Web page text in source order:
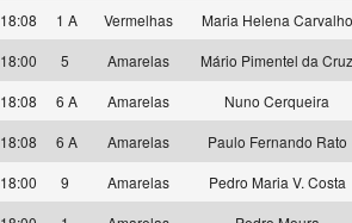
18:08
1 A Vermelhas Maria Helena Carvalho
18:00
5 Amarelas Mário Pimentel da Cruz
18:08
6 A Amarelas Nuno Cerqueira
18:08
6 A Amarelas Paulo Fernando Rato
18:00
9 Amarelas Pedro Maria V. Costa